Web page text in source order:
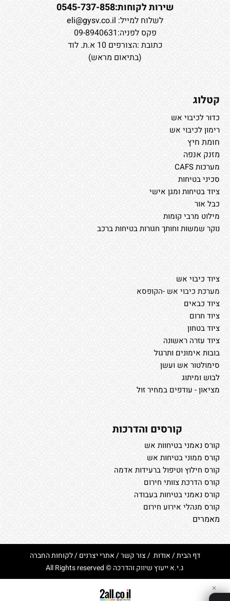
שירות לקוחות:0545-737-858
לשלוח למייל: eli@gysv.co.il
פקס לפניה:09-8940631
כתובת :הצורפים 10 א.ת. לוד
(בתיאום מראש)
קטלוג
כדור לכיבוי אש
רימון לכיבוי אש
חומת חיץ
מזנק אנפה
מערכות CAFS
סכיני בטיחות
ציוד בטיחות ומגן אישי
כבל אור
מילוט מרבי קומות
נוקר שמשות וחותך חגורות בטיחות ברכב
ציוד כיבוי אש
מערכת כיבוי אש -הקופסא
ציוד כבאים
ציוד חרום
ציוד בטחון
ציוד עזרה ראשונה
בובות אימונים ותרגול
סימולטור אש ועשן
לבוש ומיתוג
מציאון - עודפים במחיר זול
קורסים והדרכות
קורס נאמני בטיחוות אש
קורס ממוני בטיחות אש
קורס חילוץ וטיפול ברעידות אדמה
קורס הדרכת צוותי חירום
קורס נאמני בטיחות בעבודה
קורס מנהלי אירוע חירום
מאמרים
דף הבית/אודות /צור קשר/אתרי יצרנים/לקוחות החברה
ג.י.א ייעוץ שיווק והדרכה © All Rights reserved
✕